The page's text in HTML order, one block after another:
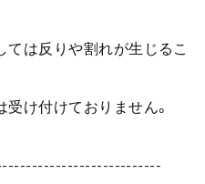
は反りや割れが生じるこ
け付けておりません。